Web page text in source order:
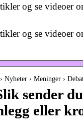
og se videoer
og se videoer
Nyheter › Meninger ›
sender du
eller